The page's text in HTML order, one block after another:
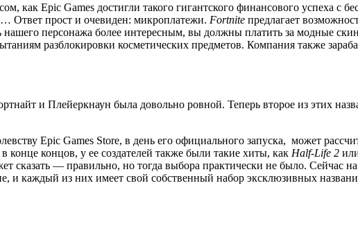
как Epic Games достигли такого гигантского финансового успеха с
Ответ прост и очевиден: микроплатежи. Fortnite предлагает
нашего персонажа более интересным, вы должны платить за модные
разблокировки косметических предметов. Компания также
и Плейеркнаун была довольно ровной. Теперь второе из этих
Epic Games Store, в день его официального запуска, может
концов, у ее создателей также были такие хиты, как Half-Life 2
сказать — правильно, но тогда выбора практически не было. Сейчас
и каждый из них имеет свой собственный набор эксклюзивных